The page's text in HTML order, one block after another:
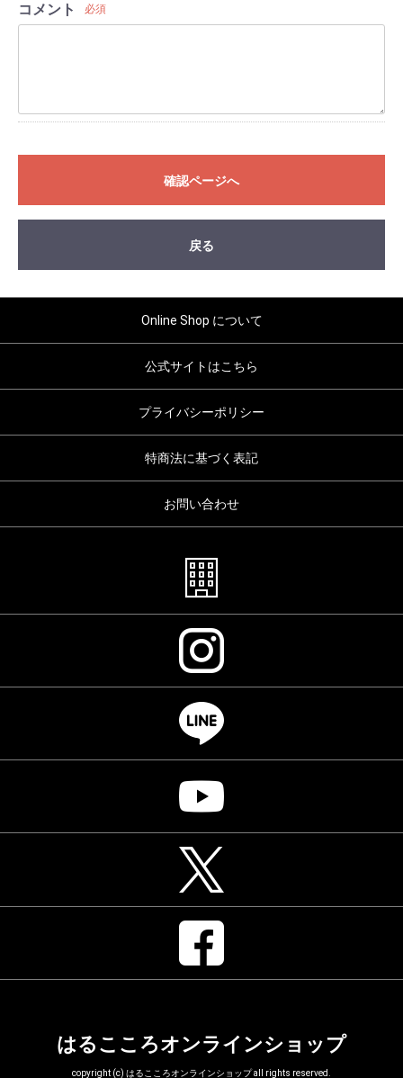
コメント 必須
確認ページへ
戻る
Online Shop について
公式サイトはこちら
プライバシーポリシー
特商法に基づく表記
お問い合わせ
はるこころオンラインショップ
copyright (c) はるこころオンラインショップ all rights reserved.